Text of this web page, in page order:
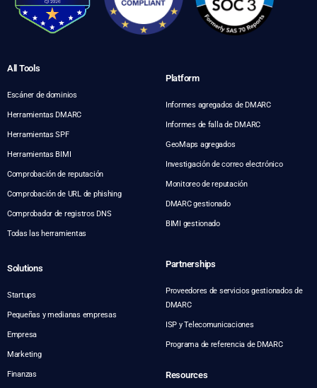
All Tools
Escáner de dominios
Herramientas DMARC
Herramientas SPF
Herramientas BIMI
Comprobación de reputación
Comprobación de URL de phishing
Comprobador de registros DNS
Todas las herramientas
Platform
Informes agregados de DMARC
Informes de falla de DMARC
GeoMaps agregados
Investigación de correo electrónico
Monitoreo de reputación
DMARC gestionado
BIMI gestionado
Solutions
Startups
Pequeñas y medianas empresas
Empresa
Marketing
Finanzas
Partnerships
Proveedores de servicios gestionados de
DMARC
ISP y Telecomunicaciones
Programa de referencia de DMARC
Resources